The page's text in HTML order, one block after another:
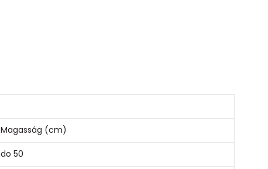
Magasság (cm)
do 50